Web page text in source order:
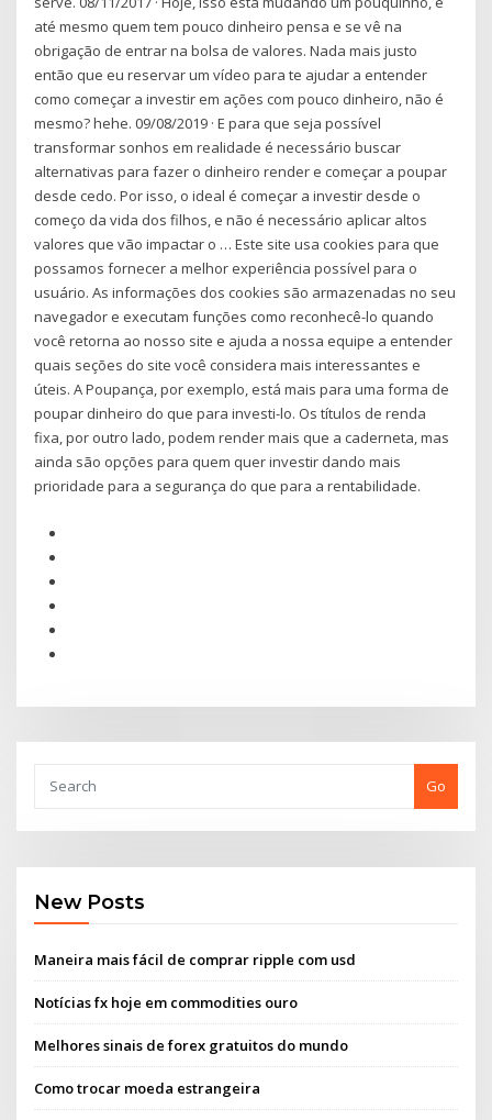
até mesmo quem tem pouco dinheiro pensa e se vê na
obrigação de entrar na bolsa de valores. Nada mais justo
então que eu reservar um vídeo para te ajudar a entender
como começar a investir em ações com pouco dinheiro, não é
mesmo? hehe. 09/08/2019 · E para que seja possível
transformar sonhos em realidade é necessário buscar
alternativas para fazer o dinheiro render e começar a poupar
desde cedo. Por isso, o ideal é começar a investir desde o
começo da vida dos filhos, e não é necessário aplicar altos
valores que vão impactar o … Este site usa cookies para que
possamos fornecer a melhor experiência possível para o
usuário. As informações dos cookies são armazenadas no seu
navegador e executam funções como reconhecê-lo quando
você retorna ao nosso site e ajuda a nossa equipe a entender
quais seções do site você considera mais interessantes e
úteis. A Poupança, por exemplo, está mais para uma forma de
poupar dinheiro do que para investi-lo. Os títulos de renda
fixa, por outro lado, podem render mais que a caderneta, mas
ainda são opções para quem quer investir dando mais
prioridade para a segurança do que para a rentabilidade.
Go
New Posts
Maneira mais fácil de comprar ripple com usd
Notícias fx hoje em commodities ouro
Melhores sinais de forex gratuitos do mundo
Como trocar moeda estrangeira